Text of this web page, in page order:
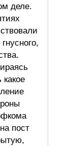
деле.
какое
пост